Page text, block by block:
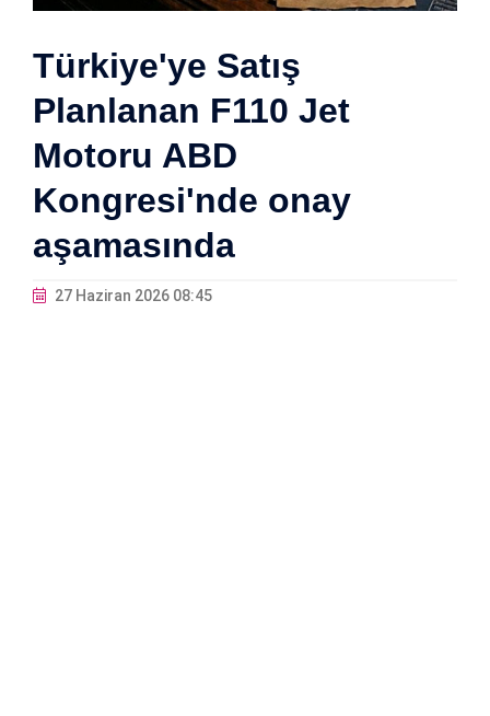
Türkiye'ye Satış
Planlanan F110 Jet
Motoru ABD
Kongresi'nde onay
aşamasında
27 Haziran 2026 08:45